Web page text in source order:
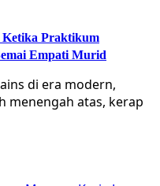
Ketika Praktikum
Empati Murid
di era modern,
menengah atas, kerap